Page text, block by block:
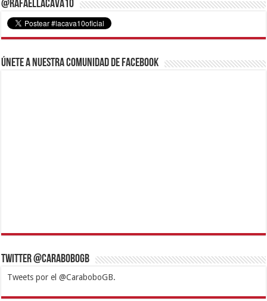
@RafaelLacava10
Únete a nuestra comunidad de Facebook
Twitter @CaraboboGB
Tweets por el @CaraboboGB.
1xbetBetturkeyBetistKralbetSupertotobetTipobetMatadorbetMariobet
https://mvbcasino.com/